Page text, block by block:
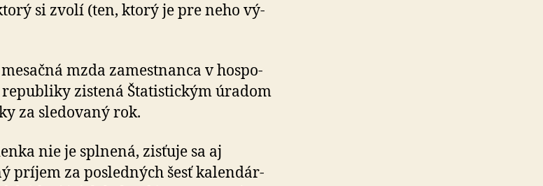
si zvolí (ten, ktorý je pre neho vý­
mzda zamestnanca v hospo­
re­pub­liky zistená Šta­tistic­kým úradom
za sle­do­vaný rok.
nie je splnená, zisťuje sa aj
príjem za posled­ných šesť kalen­dár­